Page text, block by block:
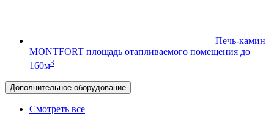
Печь-камин
MONTFORT площадь отапливаемого помещения до
160м3
Дополнительное оборудование
Смотреть все